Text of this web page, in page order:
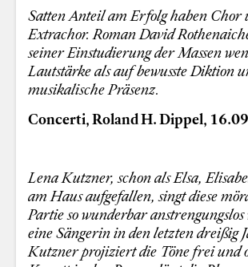
Satten Anteil am Erfolg haben Chor
Extrachor. Roman David
seiner Einstudierung der Massen
Lautstärke als auf bewusste Diktion
musikalische Präsenz.
Concerti, Roland H. Dippel,
Lena Kutzner, schon als Elsa,
am Haus aufgefallen, singt diese
Partie so wunderbar anstrengungslos
eine Sängerin in den letzten dreißig
Kutzner projiziert die Töne frei und